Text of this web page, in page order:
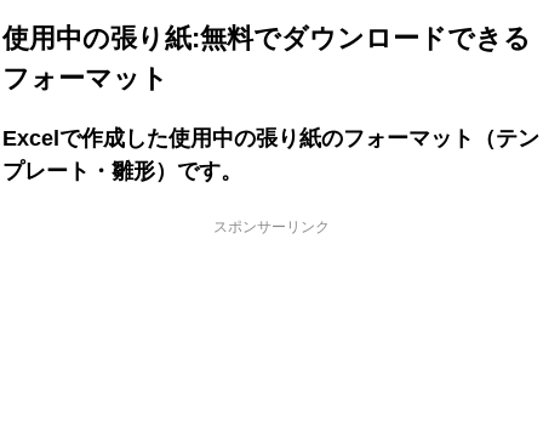
使用中の張り紙:無料でダウンロードできる
フォーマット
Excelで作成した使用中の張り紙のフォーマット（テン
プレート・雛形）です。
スポンサーリンク